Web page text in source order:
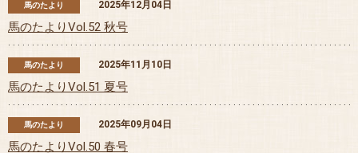
馬のたより 2025年12月04日
馬のたよりVol.52 秋号
馬のたより 2025年11月10日
馬のたよりVol.51 夏号
馬のたより 2025年09月04日
馬のたよりVol.50 春号